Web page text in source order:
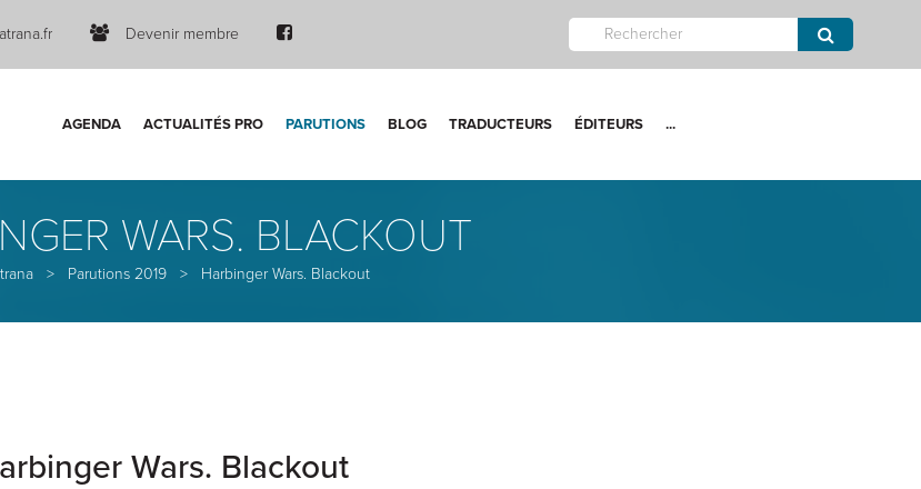
Devenir membre
AGENDA ACTUALITÉS PRO PARUTIONS BLOG TRADUCTEURS ÉDITEURS ...
WARS. BLACKOUT
> Parutions 2019 > Harbinger Wars. Blackout
Wars. Blackout